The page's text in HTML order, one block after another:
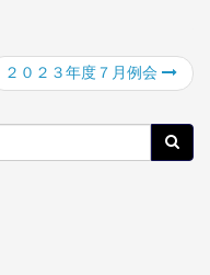
２０２３年度７月例会